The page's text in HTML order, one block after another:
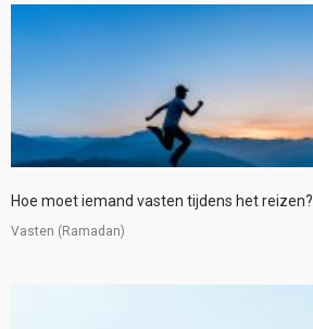
Hoe moet iemand vasten tijdens het reizen?
Vasten (Ramadan)